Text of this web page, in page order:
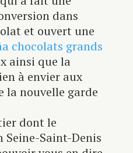
dans
et ouvert une
chocolats grands
ainsi que la
à envier aux
la nouvelle garde
dont le
Saint-Denis